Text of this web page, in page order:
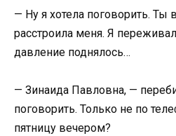
— Ну я хотела поговорить. Ты
расстроила меня. Я
давление поднялось…
— Зинаида Павловна, —
поговорить. Только не по
пятницу вечером?